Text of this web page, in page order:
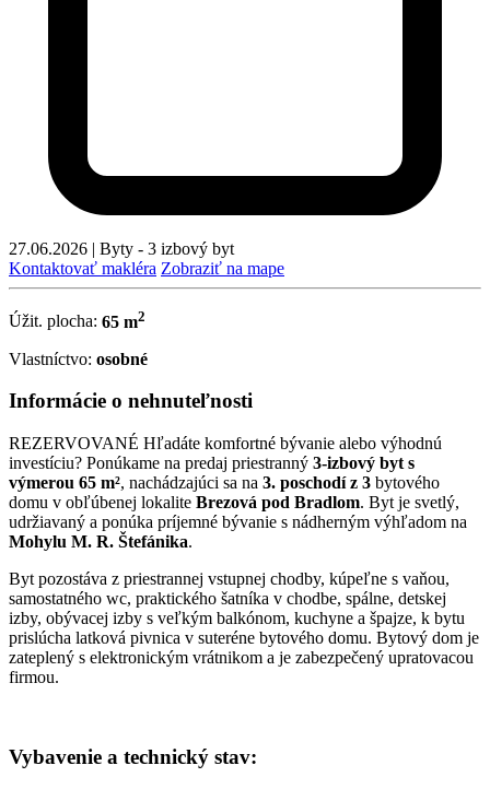
27.06.2026 | Byty - 3 izbový byt
Kontaktovať makléra Zobraziť na mape
Úžit. plocha: 65 m2
Vlastníctvo: osobné
Informácie o nehnuteľnosti
REZERVOVANÉ Hľadáte komfortné bývanie alebo výhodnú
investíciu? Ponúkame na predaj priestranný 3-izbový byt s
výmerou 65 m², nachádzajúci sa na 3. poschodí z 3 bytového
domu v obľúbenej lokalite Brezová pod Bradlom. Byt je svetlý,
udržiavaný a ponúka príjemné bývanie s nádherným výhľadom na
Mohylu M. R. Štefánika.
Byt pozostáva z priestrannej vstupnej chodby, kúpeľne s vaňou,
samostatného wc, praktického šatníka v chodbe, spálne, detskej
izby, obývacej izby s veľkým balkónom, kuchyne a špajze, k bytu
prislúcha latková pivnica v suteréne bytového domu. Bytový dom je
zateplený s elektronickým vrátnikom a je zabezpečený upratovacou
firmou.
Vybavenie a technický stav: